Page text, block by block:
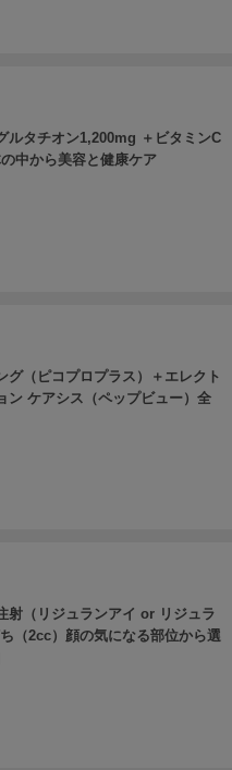
ルタチオン1,200mg ＋ビタミンC
中から美容と健康ケア
グ（ピコプロプラス）＋エレクト
ン ケアシス（ペップビュー）全
射（リジュランアイ or リジュラ
（2cc）顔の気になる部位から選